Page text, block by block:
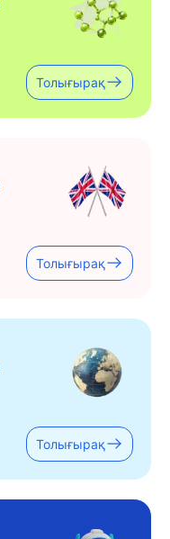
Толығырақ
Толығырақ
Толығырақ